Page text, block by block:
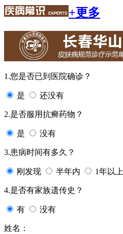
+更多
1.您是否已到医院确诊？
是 还没有
2.是否服用抗癣药物？
是 没有
3.患病时间有多久？
刚发现 半年内 1年以上
4.是否有家族遗传史？
有 没有
姓名：